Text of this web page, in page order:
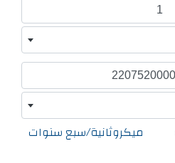
ميكروثانية/سبع سنوات